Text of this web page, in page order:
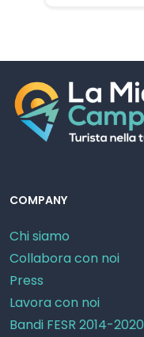
COMPANY
Chi siamo
Collabora con noi
Press
Lavora con noi
Bandi FESR 2014-2020